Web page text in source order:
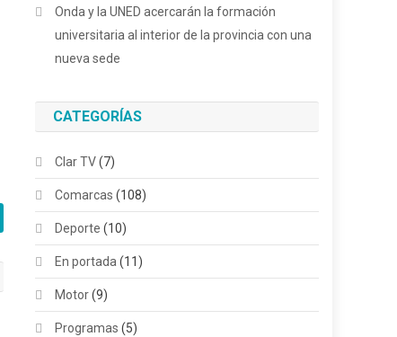
Onda y la UNED acercarán la formación
universitaria al interior de la provincia con una
nueva sede
CATEGORÍAS
Clar TV(7)
Comarcas (108)
Deporte (10)
En portada (11)
Motor(9)
Programas (5)